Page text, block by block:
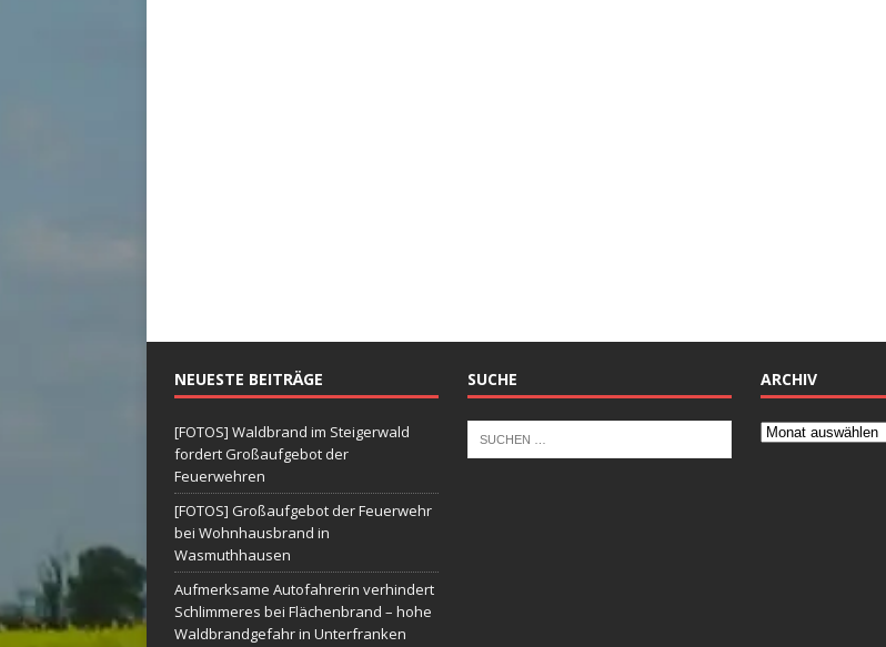
NEUESTE BEITRÄGE
[FOTOS] Waldbrand im Steigerwald
fordert Großaufgebot der
Feuerwehren
[FOTOS] Großaufgebot der Feuerwehr
bei Wohnhausbrand in
Wasmuthhausen
Aufmerksame Autofahrerin verhindert
Schlimmeres bei Flächenbrand – hohe
Waldbrandgefahr in Unterfranken
SUCHE ARCHIV